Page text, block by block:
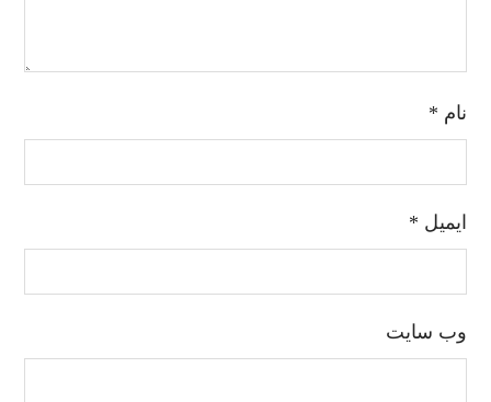
نام *
ایمیل *
وب‌ سایت